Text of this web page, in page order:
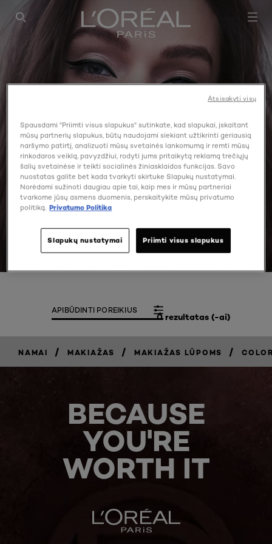
SEARCH THIS SITE
COLOR RICHE MATTE
0 rezultatas (-ai)
APIBŪDINTI POREIKIUS
NAMAI / MAKIAŽAS / MAKIAŽAS LŪPOMS /
BECAUSE
YOU'RE
WORTH IT
Spausdami "Priimti visus slapukus" sutinkate, kad slapukai, įskaitant
mūsų partnerių slapukus, būtų naudojami siekiant užtikrinti geriausią
naršymo patirtį, analizuoti mūsų svetainės lankomumą ir remti mūsų
rinkodaros veiklą, pavyzdžiui, rodyti jums pritaikytą reklamą trečiųjų
šalių svetainėse ir teikti socialinės žiniasklaidos funkcijas. Savo
nuostatas galite bet kada tvarkyti skirtuke Slapukų nustatymai.
Norėdami sužinoti daugiau apie tai, kaip mes ir mūsų partneriai
tvarkome jūsų asmens duomenis, perskaitykite mūsų privatumo
politiką. Privatumo Politika
Slapukų nustatymai Priimti visus slapukus
Atsisakyti visų